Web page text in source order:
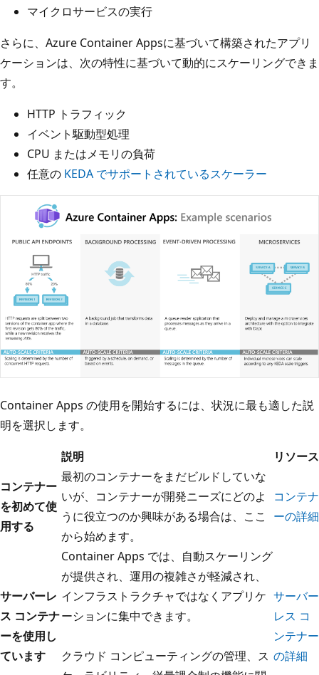
マイクロサービスの実行
さらに、Azure Container Appsに基づいて構築されたアプリ
ケーションは、次の特性に基づいて動的にスケーリングできま
す。
HTTP トラフィック
イベント駆動型処理
CPU またはメモリの負荷
任意の KEDA でサポートされているスケーラー
Container Apps の使用を開始するには、状況に最も適した説
明を選択します。
説明
リソース
コンテナー
を初めて使
用する
最初のコンテナーをまだビルドしていな
いが、コンテナーが開発ニーズにどのよ
うに役立つのか興味がある場合は、ここ
から始めます。
コンテナ
ーの詳細
サーバーレ
ス コンテナ
ーを使用し
ています
Container Apps では、自動スケーリング
が提供され、運用の複雑さが軽減され、
インフラストラクチャではなくアプリケ
ーションに集中できます。
クラウド コンピューティングの管理、ス
サーバー
レス コ
ンテナー
の詳細